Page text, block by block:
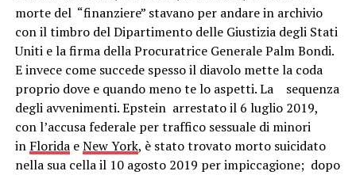
morte del “finanziere” stavano per andare in archivio
con il timbro del Dipartimento delle Giustizia degli Stati
Uniti e la firma della Procuratrice Generale Palm Bondi.
E invece come succede spesso il diavolo mette la coda
proprio dove e quando meno te lo aspetti. La sequenza
degli avvenimenti. Epstein arrestato il 6 luglio 2019,
con l’accusa federale per traffico sessuale di minori
in FloridaeNew York, è stato trovato morto suicidato
nella sua cella il 10 agosto 2019 per impiccagione; dopo